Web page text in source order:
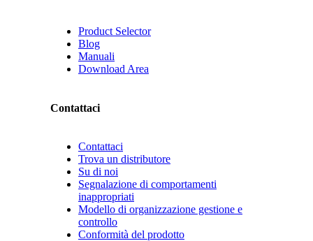
Product Selector
Blog
Manuali
Download Area
Contattaci
Contattaci
Trova un distributore
Su di noi
Segnalazione di comportamenti
inappropriati
Modello di organizzazione gestione e
controllo
Conformità del prodotto